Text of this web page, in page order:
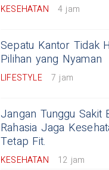
KESEHATAN 4 jam
Sepatu Kantor Tidak
Pilihan yang Nyaman
LIFESTYLE 7 jam
Jangan Tunggu Sakit
Rahasia Jaga
Tetap Fit.
KESEHATAN 12 jam